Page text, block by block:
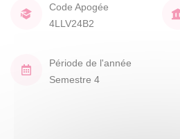
Code Apogée
4LLV24B2
Période de l'année
Semestre 4